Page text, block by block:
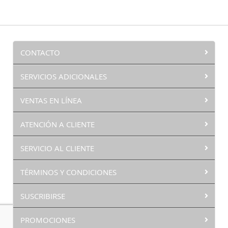
CONTACTO
SERVICIOS ADICIONALES
VENTAS EN LÍNEA
ATENCIÓN A CLIENTE
SERVICIO AL CLIENTE
TÉRMINOS Y CONDICIONES
SUSCRIBIRSE
PROMOCIONES